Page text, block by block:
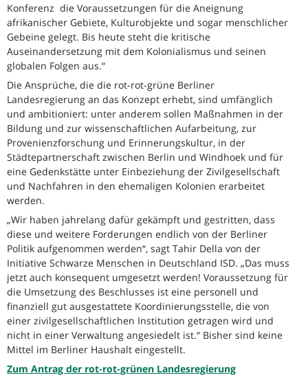
Konferenz die Voraussetzungen für die Aneignung
afrikanischer Gebiete, Kulturobjekte und sogar menschlicher
Gebeine gelegt. Bis heute steht die kritische
Auseinandersetzung mit dem Kolonialismus und seinen
globalen Folgen aus.“
Die Ansprüche, die die rot-rot-grüne Berliner
Landesregierung an das Konzept erhebt, sind umfänglich
und ambitioniert: unter anderem sollen Maßnahmen in der
Bildung und zur wissenschaftlichen Aufarbeitung, zur
Provenienzforschung und Erinnerungskultur, in der
Städtepartnerschaft zwischen Berlin und Windhoek und für
eine Gedenkstätte unter Einbeziehung der Zivilgesellschaft
und Nachfahren in den ehemaligen Kolonien erarbeitet
werden.
„Wir haben jahrelang dafür gekämpft und gestritten, dass
diese und weitere Forderungen endlich von der Berliner
Politik aufgenommen werden“, sagt Tahir Della von der
Initiative Schwarze Menschen in Deutschland ISD. „Das muss
jetzt auch konsequent umgesetzt werden! Voraussetzung für
die Umsetzung des Beschlusses ist eine personell und
finanziell gut ausgestattete Koordinierungsstelle, die von
einer zivilgesellschaftlichen Institution getragen wird und
nicht in einer Verwaltung angesiedelt ist.“ Bisher sind keine
Mittel im Berliner Haushalt eingestellt.
Zum Antrag der rot-rot-grünen Landesregierung